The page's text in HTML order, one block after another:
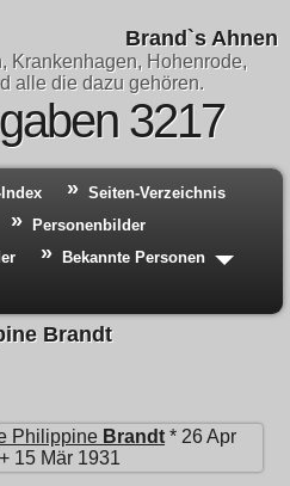
Brand`s Ahnen
Krankenhagen, Hohenrode,
alle die dazu gehören.
3217
Seiten-Verzeichnis
Personenbilder
Bekannte Personen
Brandt
Philippine Brandt * 26 Apr
15 Mär 1931